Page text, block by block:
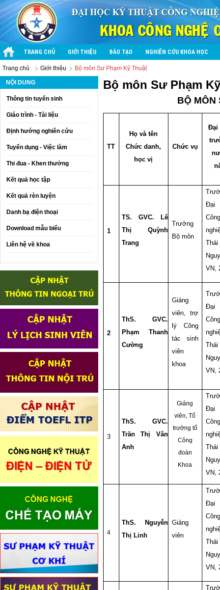
TRANG CHỦ GIỚI THIỆU ĐÀO TẠO NGHIÊN CỨU KHOA HỌC
Trang chủ Giới thiệu Bộ môn Sư Phạm Kỹ Thuật
NỘI DUNG
Thông tin tuyển sinh
Giáo trình - Tài liệu
Định hướng nghiên cứu
Tuyển dụng - Việc làm
Thi đua - Khen thưởng
Kết quả học tập
Kết quả rèn luyện
Danh bạ điện thoại
Download mẫu biểu
Liên hệ về khoa
Bộ môn Sư Phạm
BỘ MÔN
TT
Họ và tên
Chức danh,
học vị
Chức vụ
Đại
1
TS. GVC. Lê
Thị Quỳnh
Trang
Trưởng
Bộ môn
Đại
Thái
VN,
2
ThS. GVC.
Phạm Thanh
Cường
Giảng
viên, trợ
lý Công
tác sinh
viên
khoa
Đại
Thái
VN,
3
ThS. GVC.
Trần Thị Vân
Anh
Giảng
viên, Tổ
trưởng tổ
Công
đoàn
Khoa
Đại
Thái
VN,
4
ThS. Nguyễn
Thị Linh
Giảng
viên
Đại
Thái
VN,